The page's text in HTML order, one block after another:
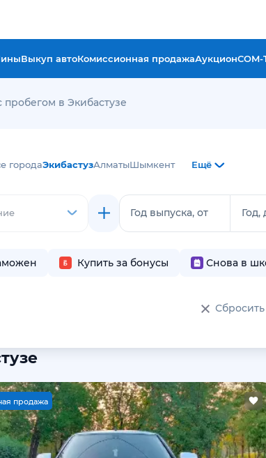
Выкуп автоКомиссионная продажаАукционCOM-
пробегом в Экибастузе
городаЭкибастузАлматыШымкент Ещё
Год выпуска, от Год,
Купить за бонусы Снова в
продажа